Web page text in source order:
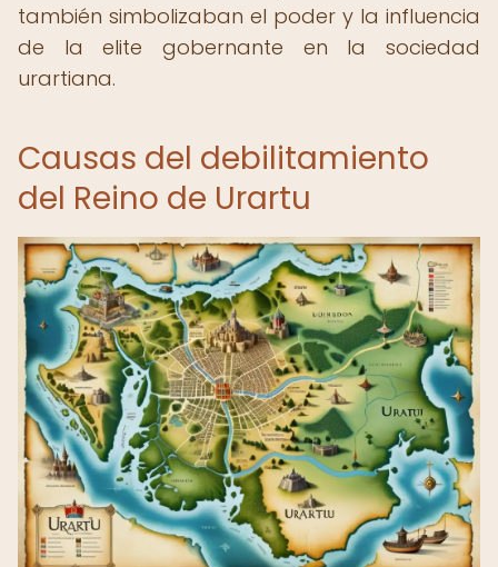
también simbolizaban el poder y la influencia
de la elite gobernante en la sociedad
urartiana.
Causas del debilitamiento
del Reino de Urartu